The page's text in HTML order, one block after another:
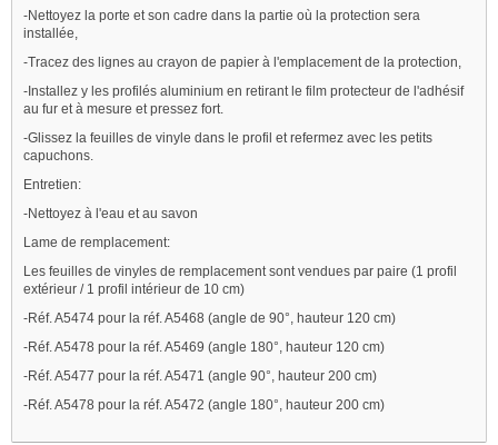
-Nettoyez la porte et son cadre dans la partie où la protection sera
installée,
-Tracez des lignes au crayon de papier à l'emplacement de la protection,
-Installez y les profilés aluminium en retirant le film protecteur de l'adhésif
au fur et à mesure et pressez fort.
-Glissez la feuilles de vinyle dans le profil et refermez avec les petits
capuchons.
Entretien:
-Nettoyez à l'eau et au savon
Lame de remplacement:
Les feuilles de vinyles de remplacement sont vendues par paire (1 profil
extérieur / 1 profil intérieur de 10 cm)
-Réf. A5474 pour la réf. A5468 (angle de 90°, hauteur 120 cm)
-Réf. A5478 pour la réf. A5469 (angle 180°, hauteur 120 cm)
-Réf. A5477 pour la réf. A5471 (angle 90°, hauteur 200 cm)
-Réf. A5478 pour la réf. A5472 (angle 180°, hauteur 200 cm)